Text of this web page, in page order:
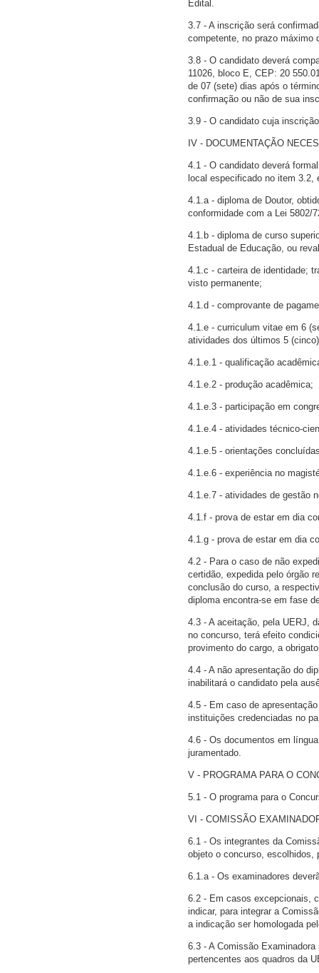
Edital.
3.7 - A inscrição será
competente, no prazo máximo
3.8 - O candidato deverá
11026, bloco E, CEP: 20
de 07 (sete) dias após o
confirmação ou não de sua
3.9 - O candidato cuja
IV - DOCUMENTAÇÃO
4.1 - O candidato deverá
local especificado no item 3.2,
4.1.a - diploma de Doutor,
conformidade com a Lei 5802/
4.1.b - diploma de curso
Estadual de Educação, ou
4.1.c - carteira de identidade;
visto permanente;
4.1.d - comprovante de
4.1.e - curriculum vitae em 6
atividades dos últimos 5
4.1.e.1 - qualificação
4.1.e.2 - produção acadêmica;
4.1.e.3 - participação em
4.1.e.4 - atividades técnico-
4.1.e.5 - orientações
4.1.e.6 - experiência no
4.1.e.7 - atividades de gestão
4.1.f - prova de estar em dia
4.1.g - prova de estar em dia
4.2 - Para o caso de não
certidão, expedida pelo órgão
conclusão do curso, a
diploma encontra-se em fase
4.3 - A aceitação, pela UERJ,
no concurso, terá efeito
provimento do cargo, a
4.4 - A não apresentação do
inabilitará o candidato pela
4.5 - Em caso de
instituições credenciadas no
4.6 - Os documentos em
juramentado.
V - PROGRAMA PARA O
5.1 - O programa para o
VI - COMISSÃO
6.1 - Os integrantes da
objeto o concurso, escolhidos,
6.1.a - Os examinadores
6.2 - Em casos excepcionais,
indicar, para integrar a
a indicação ser homologada
6.3 - A Comissão
pertencentes aos quadros da